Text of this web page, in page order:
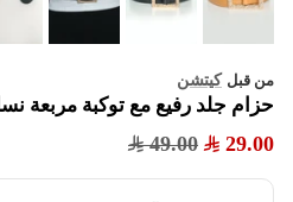
من قبل كيتشن
حزام جلد رفيع مع توكبة مربعة
29.00
49.00